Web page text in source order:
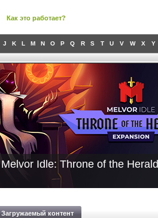
Как это работает?
J K L M N O P Q R S T U V W X Y
Melvor Idle: Throne of the Herald
Загружаемый контент